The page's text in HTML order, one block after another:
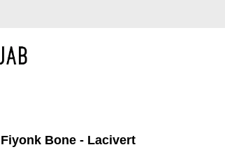
Fiyonk Bone - Lacivert